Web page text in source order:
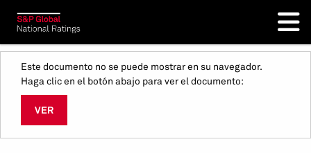
Este documento no se puede mostrar en su navegador.
Haga clic en el botón abajo para ver el documento:
VER